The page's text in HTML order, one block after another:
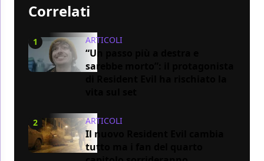
Correlati
1 ARTICOLI
“Un passo più a destra e
sarebbe morto”: il protagonista
2 ARTICOLI
Il nuovo Resident Evil cambia
tutto ma i fan del quarto